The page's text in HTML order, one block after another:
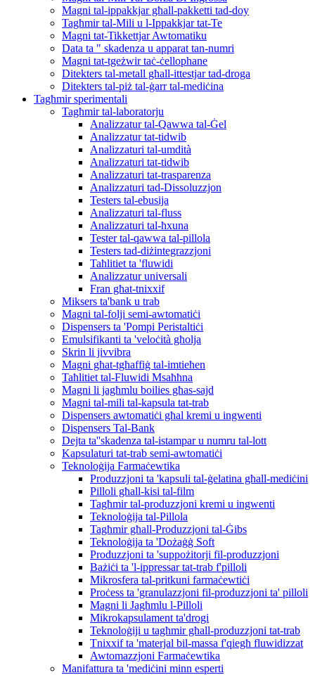
Magni tal-ippakkjar għall-pakketti tad-doy
Tagħmir tal-Mili u l-Ippakkjar tat-Te
Magni tat-Tikkettjar Awtomatiku
Data ta " skadenza u apparat tan-numri
Magni tat-tgeżwir taċ-ċellophane
Ditekters tal-metall għall-ittestjar tad-droga
Ditekters tal-piż tal-ġarr tal-mediċina
Tagħmir sperimentali
Tagħmir tal-laboratorju
Analizzatur tal-Qawwa tal-Ġel
Analizzatur tat-tidwib
Analizzaturi tal-umdità
Analizzaturi tat-tidwib
Analizzaturi tat-trasparenza
Analizzaturi tad-Dissoluzzjon
Testers tal-ebusija
Analizzaturi tal-fluss
Analizzaturi tal-ħxuna
Tester tal-qawwa tal-pillola
Testers tad-diżintegrazzjoni
Taħlitiet ta 'fluwidi
Analizzatur universali
Fran għat-tnixxif
Miksers ta'bank u trab
Magni tal-folji semi-awtomatiċi
Dispensers ta 'Pompi Peristaltiċi
Emulsifikanti ta 'veloċità għolja
Skrin li jivvibra
Magni għat-tgħaffiġ tal-imtieħen
Taħlitiet tal-Fluwidi Msaħħna
Magni li jagħmlu boilies għas-sajd
Magni tal-mili tal-kapsula tat-trab
Dispensers awtomatiċi għal kremi u ingwenti
Dispensers Tal-Bank
Dejta ta''skadenza tal-istampar u numru tal-lott
Kapsulaturi tat-trab semi-awtomatiċi
Teknoloġija Farmaċewtika
Produzzjoni ta 'kapsuli tal-ġelatina għall-mediċini
Pilloli għall-kisi tal-film
Tagħmir tal-produzzjoni kremi u ingwenti
Teknoloġija tal-Pillola
Tagħmir għall-Produzzjoni tal-Ġibs
Teknoloġija ta 'Dożaġġ Soft
Produzzjoni ta 'suppożitorji fil-produzzjoni
Bażiċi ta 'l-ippressar tat-trab f'pilloli
Mikrosfera tal-pritkuni farmaċewtiċi
Proċess ta 'granulazzjoni fil-produzzjoni ta' pilloli
Magni li Jagħmlu l-Pilloli
Mikrokapsulament ta'drogi
Teknoloġiji u tagħmir għall-produzzjoni tat-trab
Tnixxif ta 'materjal bil-massa f'qiegħ fluwidizzat
Awtomazzjoni Farmaċewtika
Manifattura ta 'mediċini minn esperti